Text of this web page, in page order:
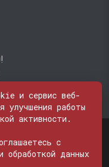
Все права на любые
Любое
и сервис веб-
улучшения работы
активности.
с
обработкой данных